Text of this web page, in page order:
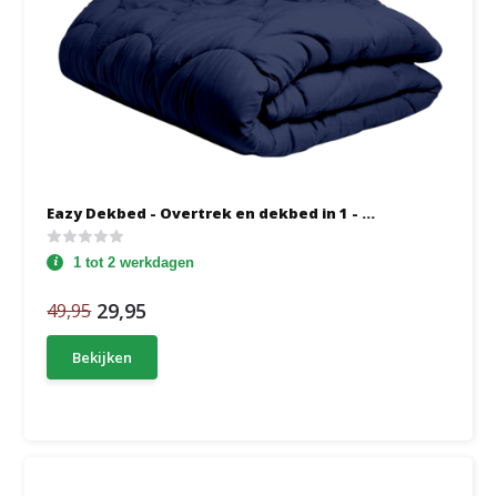
Eazy Dekbed - Overtrek en dekbed in 1 - ...
1 tot 2 werkdagen
49,95 29,95
Bekijken